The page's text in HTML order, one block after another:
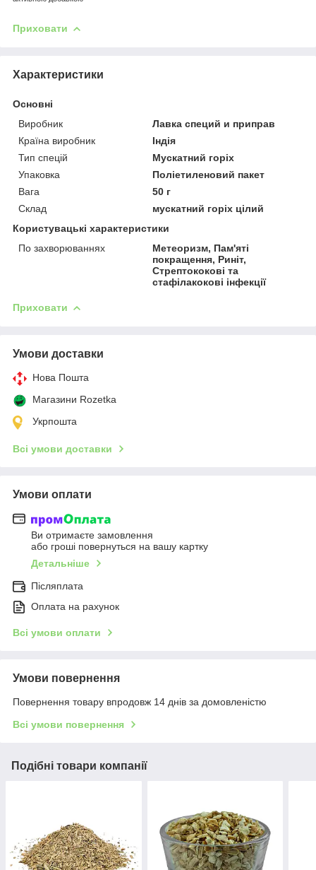
Приховати
Характеристики
Основні
Виробник
Лавка специй и приправ
Країна виробник
Індія
Тип спецій
Мускатний горіх
Упаковка
Поліетиленовий пакет
Вага
50 г
Склад
мускатний горіх цілий
Користувацькi характеристики
По захворюваннях
Метеоризм, Пам'яті
покращення, Риніт,
Стрептококові та
стафілакокові інфекції
Приховати
Умови доставки
Нова Пошта
Магазини Rozetka
Укрпошта
Всі умови доставки
Умови оплати
Ви отримаєте замовлення
або гроші повернуться на вашу картку
Детальніше
Післяплата
Оплата на рахунок
Всі умови оплати
Умови повернення
Повернення товару впродовж 14 днів за домовленістю
Всі умови повернення
Подібні товари компанії